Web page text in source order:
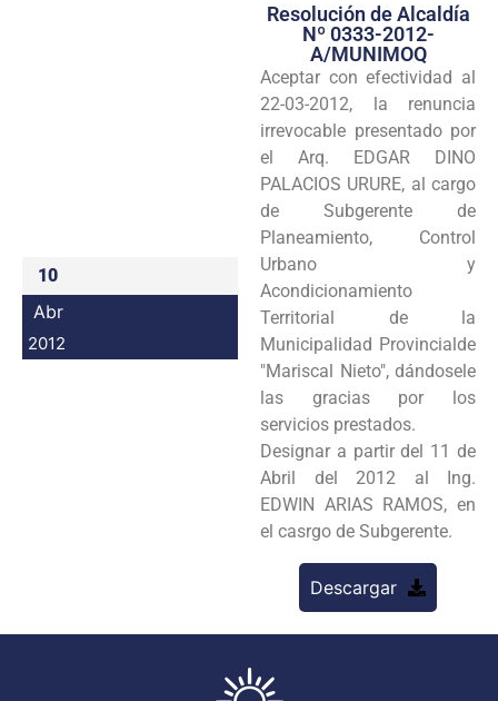
Transparencia
Seguridad
Programas
Intranet
10
Abr
2012
Resolución de Alcaldía
Nº 0333-2012-
A/MUNIMOQ
Aceptar con efectividad al
22-03-2012, la renuncia
irrevocable presentado por
el Arq. EDGAR DINO
PALACIOS URURE, al cargo
de Subgerente de
Planeamiento, Control
Urbano y
Acondicionamiento
Territorial de la
Municipalidad Provincialde
"Mariscal Nieto", dándosele
las gracias por los
servicios prestados.
Designar a partir del 11 de
Abril del 2012 al Ing.
EDWIN ARIAS RAMOS, en
el casrgo de Subgerente.
Descargar